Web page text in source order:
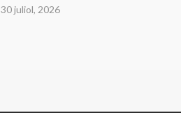
30 juliol, 2026